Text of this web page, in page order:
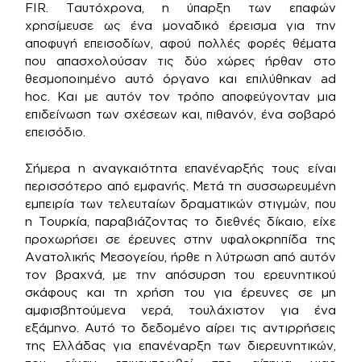
FIR. Tαυτόχρονα, η ύπαρξη των επαφών
χρησίμευσε ως ένα μοναδικό έρεισμα για την
αποφυγή επεισοδίων, αφού πολλές φορές θέματα
που απασχολούσαν τις δύο χώρες ήρθαν στο
θεσμοποιημένο αυτό όργανο και επιλύθηκαν ad
hoc. Και με αυτόν τον τρόπο αποφεύγονταν μια
επιδείνωση των σχέσεων και, πιθανόν, ένα σοβαρό
επεισόδιο.
Σήμερα η αναγκαιότητα επανέναρξής τους είναι
περισσότερο από εμφανής. Μετά τη συσσωρευμένη
εμπειρία των τελευταίων δραματικών στιγμών, που
η Τουρκία, παραβιάζοντας το διεθνές δίκαιο, είχε
προχωρήσει σε έρευνες στην υφαλοκρηπίδα της
Ανατολικής Μεσογείου, ήρθε η λύτρωση από αυτόν
τον βραχνά, με την απόσυρση του ερευνητικού
σκάφους και τη χρήση του για έρευνες σε μη
αμφισβητούμενα νερά, τουλάχιστον για ένα
εξάμηνο. Αυτό το δεδομένο αίρει τις αντιρρήσεις
της Ελλάδας για επανέναρξη των διερευνητικών,